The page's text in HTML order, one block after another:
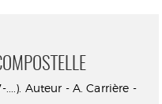
....). Auteur - A. Carrière -